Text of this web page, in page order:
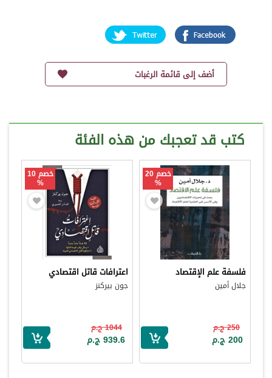
أضف إلى قائمة الرغبات
كتب قد تعجبك من هذه الفئة
خصم 20
%
فلسفة علم الإقتصاد
جلال أمين
250 ج.م
200 ج.م
خصم 10
%
اعترافات قاتل اقتصادي
جون بيركنز
1044 ج.م
939.6 ج.م